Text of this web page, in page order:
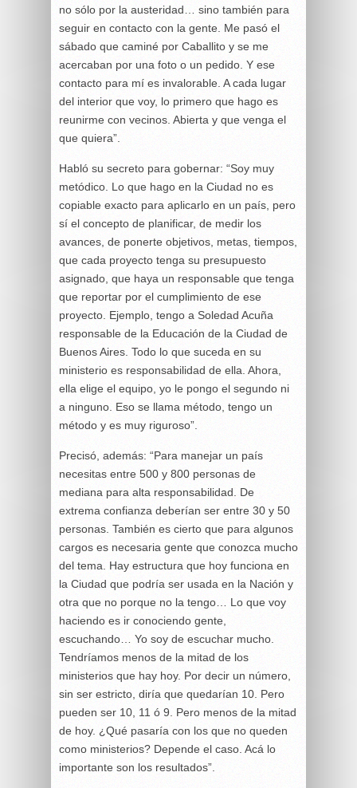
no sólo por la austeridad… sino también para
seguir en contacto con la gente. Me pasó el
sábado que caminé por Caballito y se me
acercaban por una foto o un pedido. Y ese
contacto para mí es invalorable. A cada lugar
del interior que voy, lo primero que hago es
reunirme con vecinos. Abierta y que venga el
que quiera”.
Habló su secreto para gobernar: “Soy muy
metódico. Lo que hago en la Ciudad no es
copiable exacto para aplicarlo en un país, pero
sí el concepto de planificar, de medir los
avances, de ponerte objetivos, metas, tiempos,
que cada proyecto tenga su presupuesto
asignado, que haya un responsable que tenga
que reportar por el cumplimiento de ese
proyecto. Ejemplo, tengo a Soledad Acuña
responsable de la Educación de la Ciudad de
Buenos Aires. Todo lo que suceda en su
ministerio es responsabilidad de ella. Ahora,
ella elige el equipo, yo le pongo el segundo ni
a ninguno. Eso se llama método, tengo un
método y es muy riguroso”.
Precisó, además: “Para manejar un país
necesitas entre 500 y 800 personas de
mediana para alta responsabilidad. De
extrema confianza deberían ser entre 30 y 50
personas. También es cierto que para algunos
cargos es necesaria gente que conozca mucho
del tema. Hay estructura que hoy funciona en
la Ciudad que podría ser usada en la Nación y
otra que no porque no la tengo… Lo que voy
haciendo es ir conociendo gente,
escuchando… Yo soy de escuchar mucho.
Tendríamos menos de la mitad de los
ministerios que hay hoy. Por decir un número,
sin ser estricto, diría que quedarían 10. Pero
pueden ser 10, 11 ó 9. Pero menos de la mitad
de hoy. ¿Qué pasaría con los que no queden
como ministerios? Depende el caso. Acá lo
importante son los resultados”.